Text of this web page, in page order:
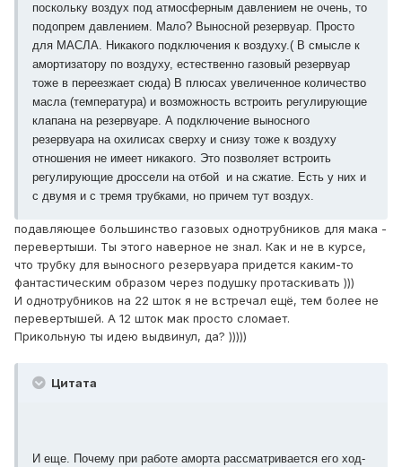
поскольку воздух под атмосферным давлением не очень, то
подопрем давлением. Мало? Выносной резервуар. Просто
для МАСЛА. Никакого подключения к воздуху.( В смысле к
амортизатору по воздуху, естественно газовый резервуар
тоже в переезжает сюда) В плюсах увеличенное количество
масла (температура) и возможность встроить регулирующие
клапана на резервуаре. А подключение выносного
резервуара на охилисах сверху и снизу тоже к воздуху
отношения не имеет никакого. Это позволяет встроить
регулирующие дроссели на отбой и на сжатие. Есть у них и
с двумя и с тремя трубками, но причем тут воздух.
подавляющее большинство газовых однотрубников для мака -
перевертыши. Ты этого наверное не знал. Как и не в курсе,
что трубку для выносного резервуара придется каким-то
фантастическим образом через подушку протаскивать )))
И однотрубников на 22 шток я не встречал ещё, тем более не
перевертышей. А 12 шток мак просто сломает.
Прикольную ты идею выдвинул, да? )))))
Цитата
И еще. Почему при работе аморта рассматривается его ход-